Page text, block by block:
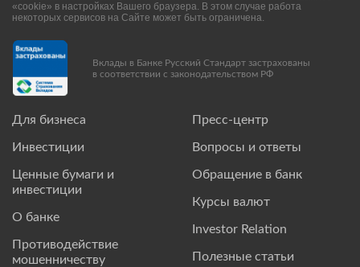
Для бизнеса
Инвестиции
Ценные бумаги и
инвестиции
О банке
Противодействие
мошенничеству
Пресс-центр
Вопросы и ответы
Обращение в банк
Курсы валют
Investor Relation
Полезные статьи
«cookie» в настройках Вашего браузера. В этом случае работа
некоторых сервисов на Сайте может быть ограничена.
Вклады в Банке Русский Стандарт застрахованы
в соответствии с законодательством РФ